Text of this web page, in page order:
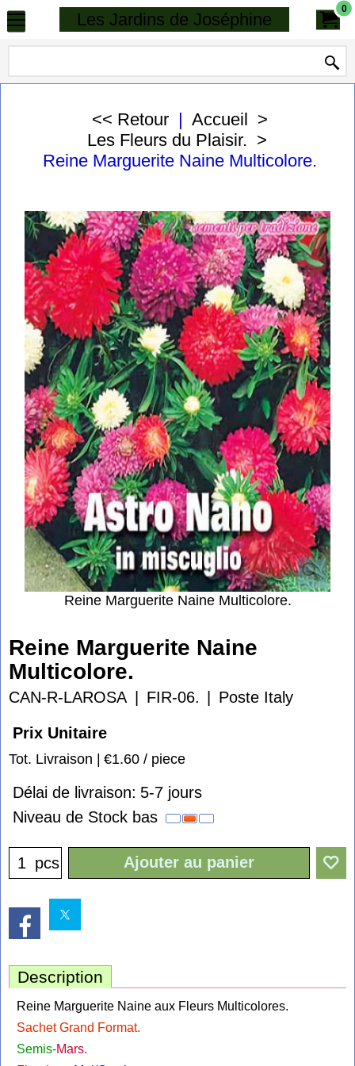
Les Jardins de Joséphine
0
<< Retour | Accueil >
Les Fleurs du Plaisir. >
Reine Marguerite Naine Multicolore.
Reine Marguerite Naine Multicolore.
Reine Marguerite Naine
Multicolore.
CAN-R-LAROSA FIR-06. Poste Italy
Prix Unitaire
Tot. Livraison €1.60 / piece
Délai de livraison: 5-7 jours
Niveau de Stock bas
pcs Ajouter au panier
Description
Reine Marguerite Naine aux Fleurs Multicolores.
Sachet Grand Format.
Semis-Mars.